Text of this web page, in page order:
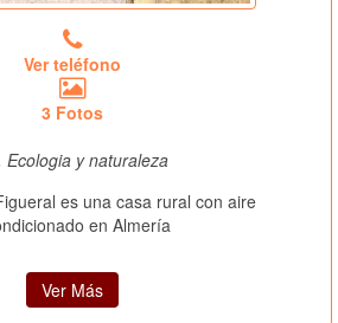
Ver teléfono
3 Fotos
Ecologia y naturaleza
es una casa rural con aire
en Almería
Ver Más